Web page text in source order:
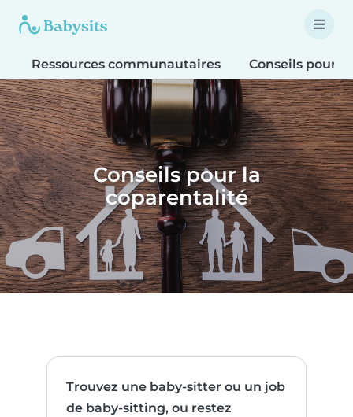
Ressources communautaires Conseils pour
Conseils pour la
coparentalité
Trouvez une baby-sitter ou un job
de baby-sitting, ou restez